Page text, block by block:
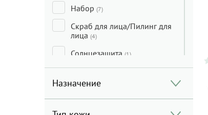
Набор (7)
Скраб для лица/Пилинг для
лица (4)
Солнцезащита (1)
Сыворотка для лица
Тональные средства/
Консилеры/Праймеры(8)
Назначение